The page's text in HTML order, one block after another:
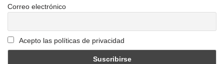
Correo electrónico
Acepto las políticas de privacidad